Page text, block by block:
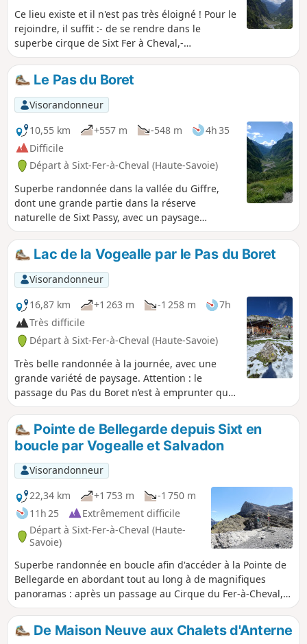
Ce lieu existe et il n'est pas très éloigné ! Pour le
rejoindre, il suffit :- de se rendre dans le
superbe cirque de Sixt Fer à Cheval,-
d'emprunter les larges pistes et chemins au
départ du parking,- de poursuivre jusqu'aux
murailles frontales.
Le Pas du Boret
Visorandonneur
10,55 km
+557 m -548 m
4h 35
Difficile
Départ à Sixt-Fer-à-Cheval (Haute-Savoie)
Superbe randonnée dans la vallée du Giffre,
dont une grande partie dans la réserve
naturelle de Sixt Passy, avec un paysage
exceptionnel et des points de vue à couper le
souffle.Lac de la Vogealle par le Pas du Boret
Visorandonneur
16,87 km
+1 263 m -1 258 m
7h
Très difficile
Départ à Sixt-Fer-à-Cheval (Haute-Savoie)
Très belle randonnée à la journée, avec une
grande variété de paysage. Attention : le
passage du Pas du Boret n’est à emprunter que
par des randonneurs entrainés et non sujets au
vertige. Si vous ne vous sentez pas de cheminer
à flanc de montagne, préférez l’itinéraire par le
Bout du Monde. Évitez le Pas du Boret si la
météo ne le permet pas.
Pointe de Bellegarde depuis Sixt en
boucle par Vogealle et Salvadon
Visorandonneur
22,34 km
+1 753 m
-1 750 m
11h 25
Extrêmement difficile
Départ à Sixt-Fer-à-Cheval (Haute-
Savoie)
Superbe randonnée en boucle afin d'accéder à la Pointe de
Bellegarde en abordant tout au long à de magnifiques
panoramas : après un passage au Cirque du Fer-à-Cheval,
l’ascension se réalise par le Pas du Boret, le secteur de la
Vogealle, et le Col des Chambres. Le retour s'effectue par le
Vallon du Salvadon.
De Maison Neuve aux Chalets d'Anterne